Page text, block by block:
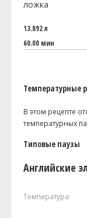
ложка
13.892 л
60.00 мин
Температурные
В этом рецепте
температурных
Типовые паузы
Английские
Температура: